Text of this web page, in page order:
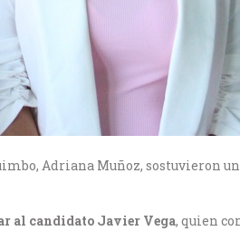
Adriana Muñoz, sostuvieron
al candidato Javier Vega, quien